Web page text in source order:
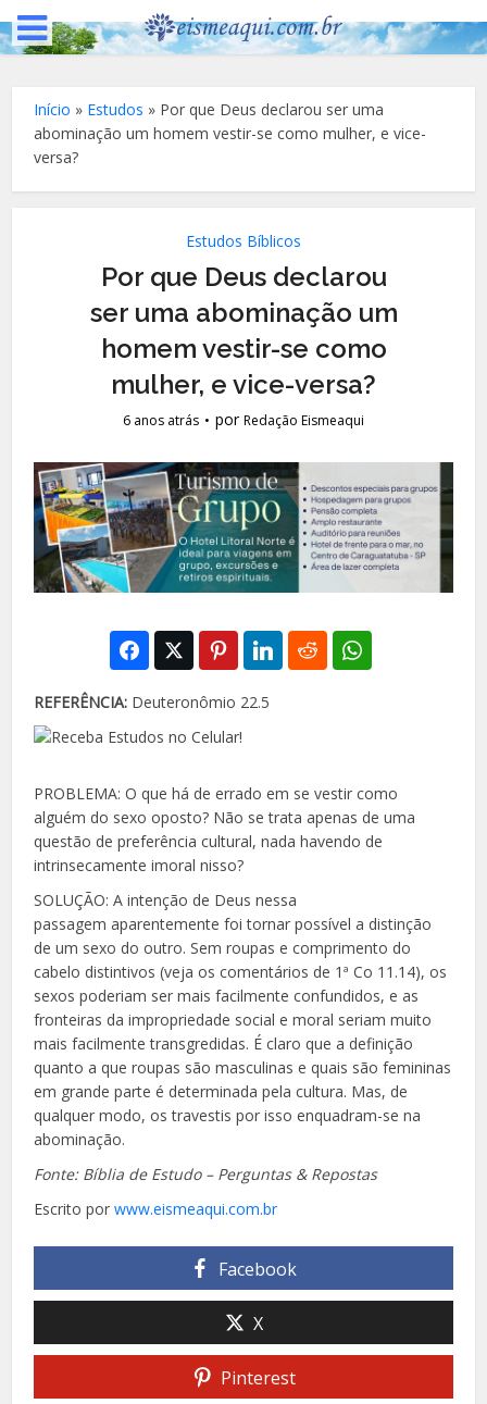
Início » Estudos » Por que Deus declarou ser uma
abominação um homem vestir-se como mulher, e vice-
versa?
Estudos Bíblicos
Por que Deus declarou
ser uma abominação um
homem vestir-se como
mulher, e vice-versa?
6 anos atrás porRedação Eismeaqui
REFERÊNCIA: Deuteronômio 22.5
PROBLEMA: O que há de errado em se vestir como
alguém do sexo oposto? Não se trata apenas deuma
questão de preferência cultural, nada havendo de
intrinsecamente imoral nisso?
SOLUÇÃO: A intenção de Deus nessa
passagemaparentemente foi tornar possível a distinção
de um sexo do outro. Sem roupas e comprimento do
cabelo distintivos (veja os comentários de 1ª Co 11.14), os
sexos poderiam ser mais facilmente confundidos, e as
fronteiras da impropriedade social e moral seriam muito
mais facilmente transgredidas. É claro que a definição
quanto a que roupas são masculinas e quais são femininas
em grande parte é determinada pela cultura. Mas, de
qualquer modo, os travestis por isso enquadram-se na
abominação.
Fonte: Bíblia de Estudo – Perguntas & Repostas
Escrito porwww.eismeaqui.com.br
Facebook
X
Pinterest